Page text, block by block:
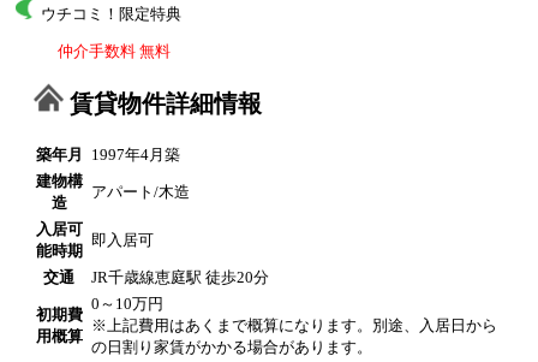
ウチコミ！限定特典
仲介手数料 無料
賃貸物件詳細情報
築年月
1997年4月築
建物構
造
アパート/木造
入居可
能時期
即入居可
交通 JR千歳線恵庭駅 徒歩20分
初期費
用概算
0～10万円
※上記費用はあくまで概算になります。別途、入居日から
の日割り家賃がかかる場合があります。